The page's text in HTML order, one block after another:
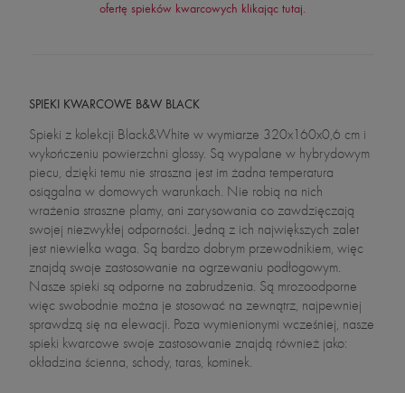
ofertę spieków kwarcowych klikając tutaj.
SPIEKI KWARCOWE B&W BLACK
Spieki z kolekcji Black&White w wymiarze 320x160x0,6 cm i
wykończeniu powierzchni glossy. Są wypalane w hybrydowym
piecu, dzięki temu nie straszna jest im żadna temperatura
osiągalna w domowych warunkach. Nie robią na nich
wrażenia straszne plamy, ani zarysowania co zawdzięczają
swojej niezwykłej odporności. Jedną z ich największych zalet
jest niewielka waga. Są bardzo dobrym przewodnikiem, więc
znajdą swoje zastosowanie na ogrzewaniu podłogowym.
Nasze spieki są odporne na zabrudzenia. Są mrozoodporne
więc swobodnie można je stosować na zewnątrz, najpewniej
sprawdzą się na elewacji. Poza wymienionymi wcześniej, nasze
spieki kwarcowe swoje zastosowanie znajdą również jako:
okładzina ścienna, schody, taras, kominek.